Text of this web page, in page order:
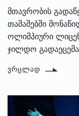
მთავრობის
თამაშებში
ოლიმპიური
ჯილდო
ᲕᲠᲪᲚᲐᲓ